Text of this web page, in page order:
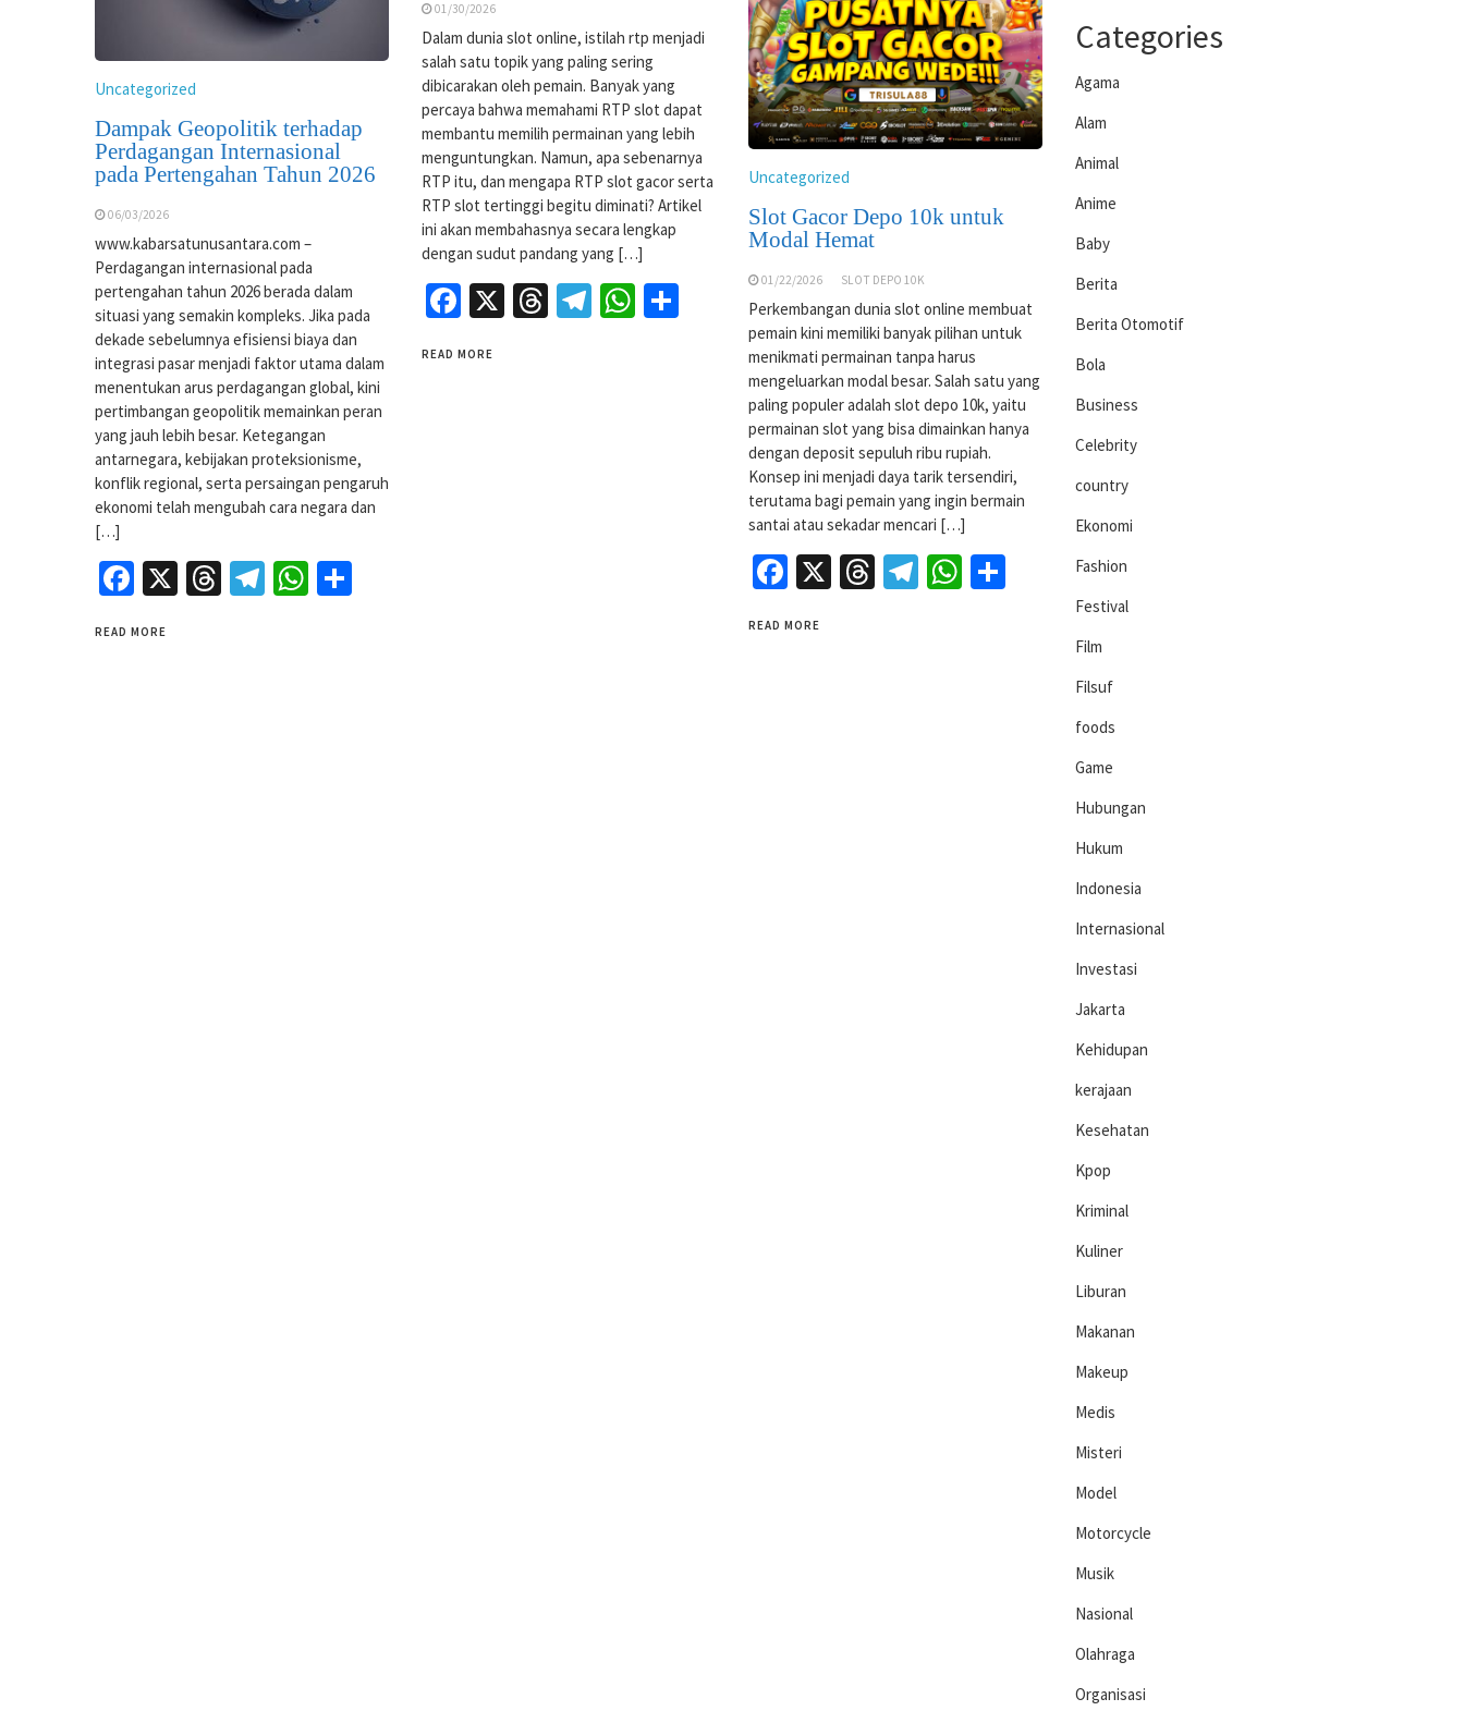
Uncategorized
Dampak Geopolitik terhadap
Perdagangan Internasional
pada Pertengahan Tahun 2026
06/03/2026
www.kabarsatunusantara.com –
Perdagangan internasional pada
pertengahan tahun 2026 berada dalam
situasi yang semakin kompleks. Jika pada
dekade sebelumnya efisiensi biaya dan
integrasi pasar menjadi faktor utama dalam
menentukan arus perdagangan global, kini
pertimbangan geopolitik memainkan peran
yang jauh lebih besar. Ketegangan
antarnegara, kebijakan proteksionisme,
konflik regional, serta persaingan pengaruh
ekonomi telah mengubah cara negara dan
[…]
Facebook
X Threads
Telegram
WhatsApp
READ MORE
01/30/2026
Dalam dunia slot online, istilah rtp menjadi
salah satu topik yang paling sering
dibicarakan oleh pemain. Banyak yang
percaya bahwa memahami RTP slot dapat
membantu memilih permainan yang lebih
menguntungkan. Namun, apa sebenarnya
RTP itu, dan mengapa RTP slot gacor serta
RTP slot tertinggi begitu diminati? Artikel
ini akan membahasnya secara lengkap
dengan sudut pandang yang […]
Facebook
X Threads
Telegram
WhatsApp
Share
READ MORE
Uncategorized
Slot Gacor Depo 10k untuk
Modal Hemat
01/22/2026 SLOT DEPO 10K
Perkembangan dunia slot online membuat
pemain kini memiliki banyak pilihan untuk
menikmati permainan tanpa harus
mengeluarkan modal besar. Salah satu yang
paling populer adalah slot depo 10k, yaitu
permainan slot yang bisa dimainkan hanya
dengan deposit sepuluh ribu rupiah.
Konsep ini menjadi daya tarik tersendiri,
terutama bagi pemain yang ingin bermain
santai atau sekadar mencari […]
Facebook
X Threads
Telegram
WhatsApp
Share
READ MORE
Categories
Agama
Alam
Animal
Anime
Baby
Berita
Berita Otomotif
Bola
Business
Celebrity
country
Ekonomi
Fashion
Festival
Film
Filsuf
foods
Game
Hubungan
Hukum
Indonesia
Internasional
Investasi
Jakarta
Kehidupan
kerajaan
Kesehatan
Kpop
Kriminal
Kuliner
Liburan
Makanan
Makeup
Medis
Misteri
Model
Motorcycle
Musik
Nasional
Olahraga
Organisasi